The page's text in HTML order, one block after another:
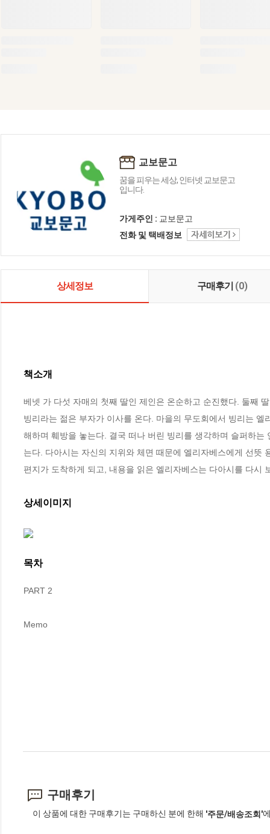
교보문고
꿈을 피우는 세상, 인터넷 교보문고
입니다.
가게주인 : 교보문고
전화 및 택배정보
상세정보 구매후기 (0)
책소개
베넷 가 다섯 자매의 첫째 딸인 제인은 온순하고 순진했다. 둘째
빙리라는 젊은 부자가 이사를 온다. 마을의 무도회에서 빙리는
해하며 훼방을 놓는다. 결국 떠나 버린 빙리를 생각하며 슬퍼하
는다. 다아시는 자신의 지위와 체면 때문에 엘리자베스에게 선뜻
편지가 도착하게 되고, 내용을 읽은 엘리자베스는 다아시를 다
상세이미지
목차
PART 2
Memo
구매후기
이 상품에 대한 구매후기는 구매하신 분에 한해 '주문/배송조회'